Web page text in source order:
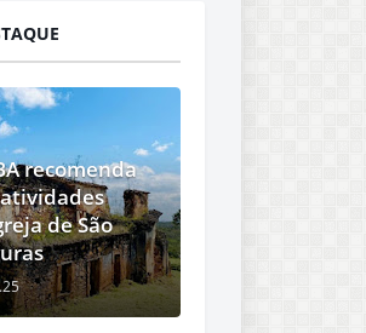
recomenda
de São